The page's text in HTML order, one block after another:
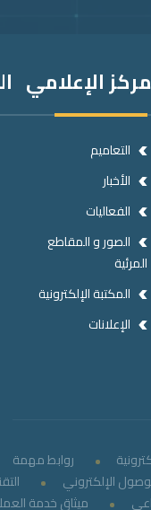
الإعلامي
التعاميم
الأخبار
الفعاليات
الصور و المقاطع
المرئية
المكتبة الإلكترونية
الإعلانات
روابط مهمة
الإلكتروني
ميثاق خدمة